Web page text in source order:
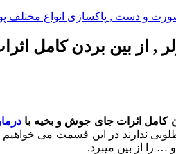
و دست , پاکسازی انواع مختلف
, از بین بردن کامل
کامل اثرات جای جوش و بخیه با
ندارند در این قسمت می
را از بین میبرد.